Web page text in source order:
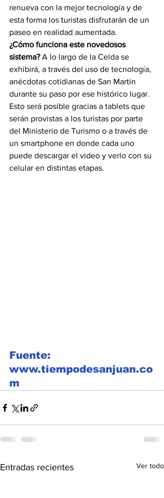
renueva con la mejor tecnología y de
esta forma los turistas disfrutarán de un
paseo en realidad aumentada.
¿Cómo funciona este novedosos
sistema? A lo largo de la Celda se
exhibirá, a través del uso de tecnología,
anécdotas cotidianas de San Martín
durante su paso por ese histórico lugar.
Esto será posible gracias a tablets que
serán provistas a los turistas por parte
del Ministerio de Turismo o a través de
un smartphone en donde cada uno
puede descargar el video y verlo con su
celular en distintas etapas.
Fuente:
www.tiempodesanjuan.co
m
Entradas recientes Ver todo